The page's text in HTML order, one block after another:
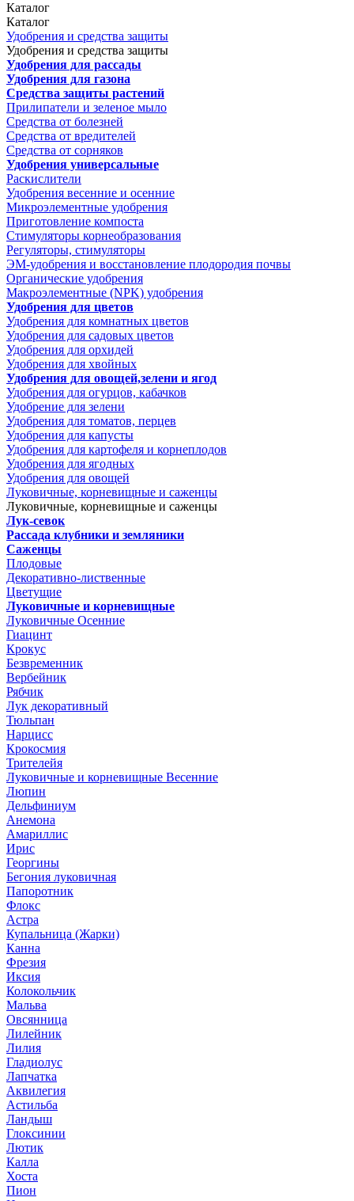
Каталог
Каталог
Удобрения и средства защиты
Удобрения и средства защиты
Удобрения для рассады
Удобрения для газона
Средства защиты растений
Прилипатели и зеленое мыло
Средства от болезней
Средства от вредителей
Средства от сорняков
Удобрения универсальные
Раскислители
Удобрения весенние и осенние
Микроэлементные удобрения
Приготовление компоста
Стимуляторы корнеобразования
Регуляторы, стимуляторы
ЭМ-удобрения и восстановление плодородия почвы
Органические удобрения
Макроэлементные (NPK) удобрения
Удобрения для цветов
Удобрения для комнатных цветов
Удобрения для садовых цветов
Удобрения для орхидей
Удобрения для хвойных
Удобрения для овощей,зелени и ягод
Удобрения для огурцов, кабачков
Удобрение для зелени
Удобрения для томатов, перцев
Удобрения для капусты
Удобрения для картофеля и корнеплодов
Удобрения для ягодных
Удобрения для овощей
Луковичные, корневищные и саженцы
Луковичные, корневищные и саженцы
Лук-севок
Рассада клубники и земляники
Саженцы
Плодовые
Декоративно-лиственные
Цветущие
Луковичные и корневищные
Луковичные Осенние
Гиацинт
Крокус
Безвременник
Вербейник
Рябчик
Лук декоративный
Тюльпан
Нарцисс
Крокосмия
Трителейя
Луковичные и корневищные Весенние
Люпин
Дельфиниум
Анемона
Амариллис
Ирис
Георгины
Бегония луковичная
Папоротник
Флокс
Астра
Купальница (Жарки)
Канна
Фрезия
Иксия
Колокольчик
Мальва
Овсянница
Лилейник
Лилия
Гладиолус
Лапчатка
Аквилегия
Астильба
Ландыш
Глоксинии
Лютик
Калла
Хоста
Пион